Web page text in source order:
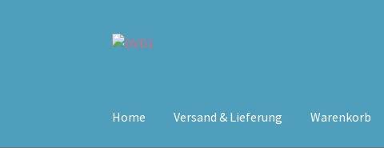
Zur
Zum
Home Versand & Lieferung Warenkorb